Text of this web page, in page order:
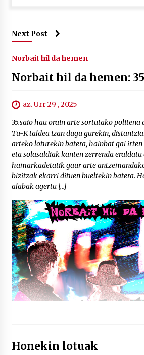
Next Post
Norbait hil da hemen
Norbait hil da hemen: 35
az. Urr 29 , 2025
35.saio hau orain arte sortutako politena
Tu-K taldea izan dugu gurekin,
arteko loturekin batera, hainbat gai
eta solasaldiak kanten zerrenda eraldatu
hamarkadetatik gaur arte
bizitzak ekarri dituen bueltekin batera.
alabak agertu […]
Honekin lotuak